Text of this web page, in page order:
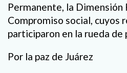
Permanente, la Dimensión
Compromiso social, cuyos
participaron en la rueda de
Por la paz de Juárez